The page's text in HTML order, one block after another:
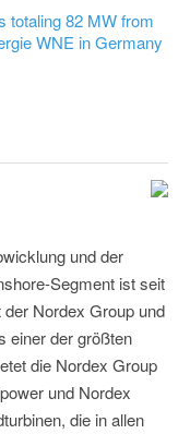
totaling 82 MW from
WNE in Germany
und der
Segment ist seit
Nordex Group und
einer der größten
die Nordex Group
und Nordex
die in allen